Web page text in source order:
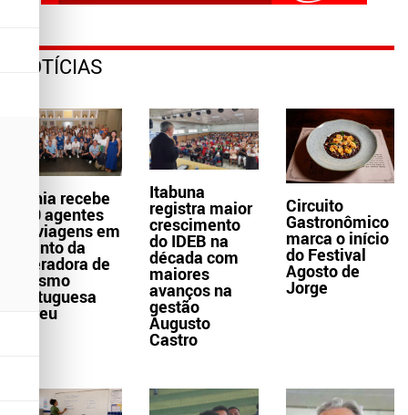
NOTÍCIAS
Bahia recebe
300 agentes
de viagens em
evento da
operadora de
turismo
portuguesa
Abreu
Itabuna
registra maior
crescimento
do IDEB na
década com
maiores
avanços na
gestão
Augusto
Castro
Circuito
Gastronômico
marca o início
do Festival
Agosto de
Jorge